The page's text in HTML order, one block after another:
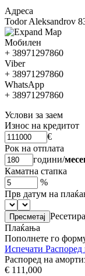
Адреса
Todor Aleksandrov
Мобилен
+ 38971297860
Viber
+ 38971297860
WhatsApp
+ 38971297860
Услови за заем
Износ на кредитот
€
Рок на отплата
години/
Каматна стапка
%
Прв датум на
Плаќања
Пополнете го
Испечати Распоред
Распоред на
€ 111,000